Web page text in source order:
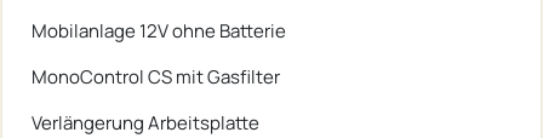
Mobilanlage 12V ohne Batterie
MonoControl CS mit Gasfilter
Verlängerung Arbeitsplatte